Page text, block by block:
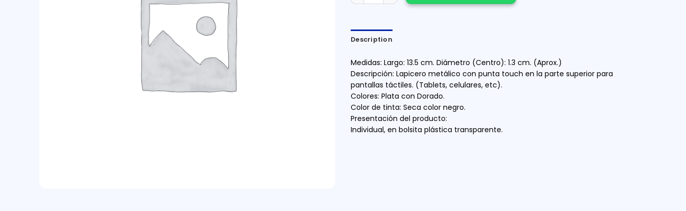
Description
Medidas: Largo: 13.5 cm. Diámetro (Centro): 1.3 cm. (Aprox.)
Descripción: Lapicero metálico con punta touch en la parte superior para
pantallas táctiles. (Tablets, celulares, etc).
Colores: Plata con Dorado.
Color de tinta: Seca color negro.
Presentación del producto:
Individual, en bolsita plástica transparente.